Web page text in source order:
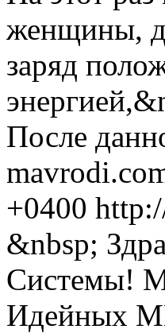
женщины,
заряд
После
+0400
&nbsp;
Системы!
Идейных